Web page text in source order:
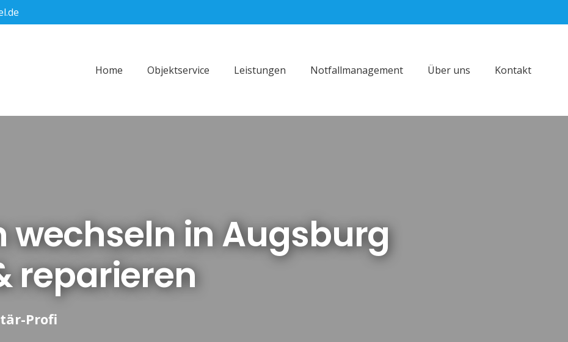
Home Objektservice Leistungen Notfallmanagement Über uns Kontakt
wechseln in Augsburg
reparieren
Profi